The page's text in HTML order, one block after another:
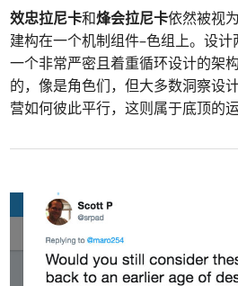
效忠拉尼卡和烽会拉尼卡依然被视
建构在一个机制组件–色组上。设
一个非常严密且着重循环设计的架
的，像是角色们，但大多数洞察设
营如何彼此平行，这则属于底顶的运